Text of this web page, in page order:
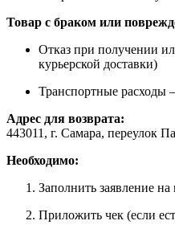
Товар с браком или
Отказ при получении
курьерской доставки)
Транспортные расходы
Адрес для возврата:
443011, г. Самара, переулок
Необходимо:
Заполнить заявление на
Приложить чек (если